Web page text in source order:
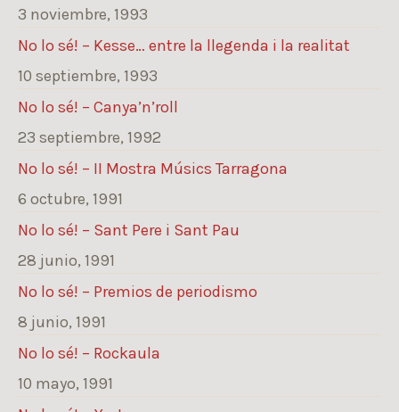
3 noviembre, 1993
No lo sé! – Kesse… entre la llegenda i la realitat
10 septiembre, 1993
No lo sé! – Canya’n’roll
23 septiembre, 1992
No lo sé! – II Mostra Músics Tarragona
6 octubre, 1991
No lo sé! – Sant Pere i Sant Pau
28 junio, 1991
No lo sé! – Premios de periodismo
8 junio, 1991
No lo sé! – Rockaula
10 mayo, 1991